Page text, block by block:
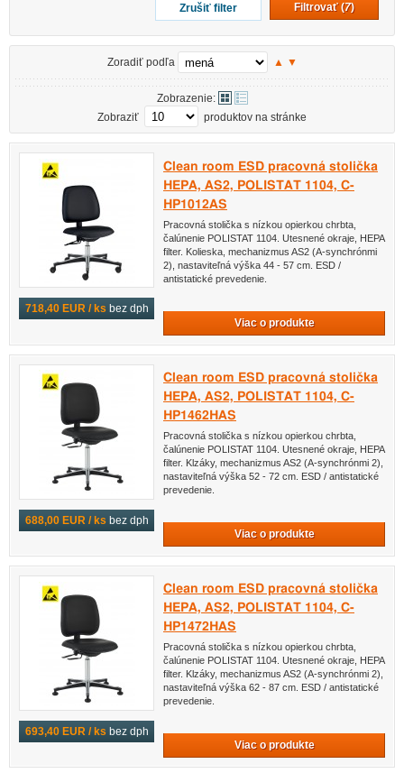
Zrušiť filter Filtrovať (7)
Zoradiť podľa ▲ ▼
Zobrazenie:
Zobraziť
produktov na stránke
718,40 EUR / ks bez dph
Clean room ESD pracovná stolička
HEPA, AS2, POLISTAT 1104, C-
HP1012AS
Pracovná stolička s nízkou opierkou chrbta,
čalúnenie POLISTAT 1104. Utesnené okraje, HEPA
filter. Kolieska, mechanizmus AS2 (A-synchrónmi
2), nastaviteľná výška 44 - 57 cm. ESD /
antistatické prevedenie.
Viac o produkte
688,00 EUR / ks bez dph
Clean room ESD pracovná stolička
HEPA, AS2, POLISTAT 1104, C-
HP1462HAS
Pracovná stolička s nízkou opierkou chrbta,
čalúnenie POLISTAT 1104. Utesnené okraje, HEPA
filter. Klzáky, mechanizmus AS2 (A-synchrónmi 2),
nastaviteľná výška 52 - 72 cm. ESD / antistatické
prevedenie.
Viac o produkte
693,40 EUR / ks bez dph
Clean room ESD pracovná stolička
HEPA, AS2, POLISTAT 1104, C-
HP1472HAS
Pracovná stolička s nízkou opierkou chrbta,
čalúnenie POLISTAT 1104. Utesnené okraje, HEPA
filter. Klzáky, mechanizmus AS2 (A-synchrónmi 2),
nastaviteľná výška 62 - 87 cm. ESD / antistatické
prevedenie.
Viac o produkte